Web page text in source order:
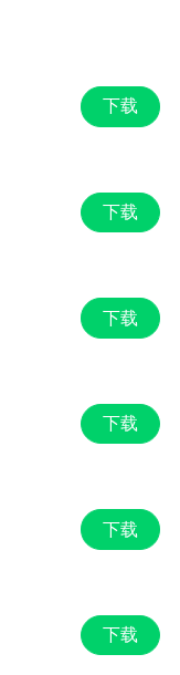
下载
下载
下载
下载
下载
下载